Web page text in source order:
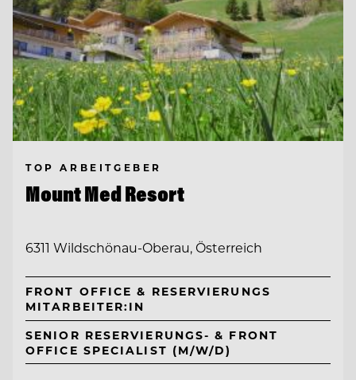
TOP ARBEITGEBER
Mount Med Resort
6311 Wildschönau-Oberau, Österreich
FRONT OFFICE & RESERVIERUNGS
MITARBEITER:IN
SENIOR RESERVIERUNGS- & FRONT
OFFICE SPECIALIST (M/W/D)